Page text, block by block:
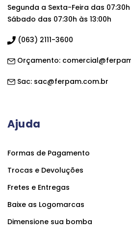
Segunda a Sexta-Feira das 07:30h
Sábado das 07:30h às 13:00h
(063) 2111-3600
Orçamento:
Sac: sac@ferpam.com.br
Ajuda
Formas de Pagamento
Trocas e Devoluções
Fretes e Entregas
Baixe as Logomarcas
Dimensione sua bomba